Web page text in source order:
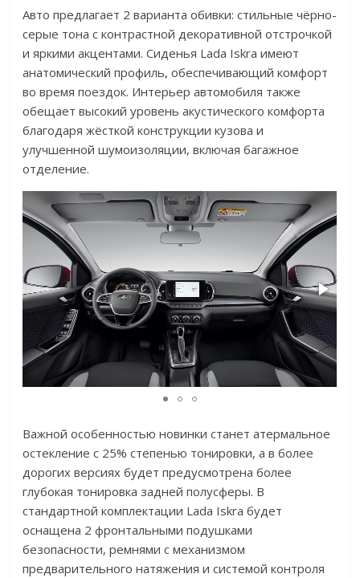
Авто предлагает 2 варианта обивки: стильные чёрно-
серые тона с контрастной декоративной отстрочкой
и яркими акцентами. Сиденья Lada Iskra имеют
анатомический профиль, обеспечивающий комфорт
во время поездок. Интерьер автомобиля также
обещает высокий уровень акустического комфорта
благодаря жёсткой конструкции кузова и
улучшенной шумоизоляции, включая багажное
отделение.
Важной особенностью новинки станет атермальное
остекление с 25% степенью тонировки, а в более
дорогих версиях будет предусмотрена более
глубокая тонировка задней полусферы. В
стандартной комплектации Lada Iskra будет
оснащена 2 фронтальными подушками
безопасности, ремнями с механизмом
предварительного натяжения и системой контроля